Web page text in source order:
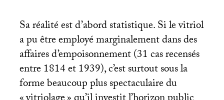
Sa réalité est d’abord statistique. Si le vitriol
a pu être employé marginalement dans des
affaires d’empoisonnement (31 cas recensés
entre 1814 et 1939), c’est surtout sous la
forme beaucoup plus spectaculaire du